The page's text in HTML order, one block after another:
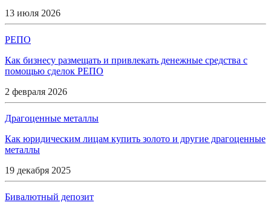
13 июля 2026
РЕПО
Как бизнесу размещать и привлекать денежные средства с
помощью сделок РЕПО
2 февраля 2026
Драгоценные металлы
Как юридическим лицам купить золото и другие драгоценные
металлы
19 декабря 2025
Бивалютный депозит